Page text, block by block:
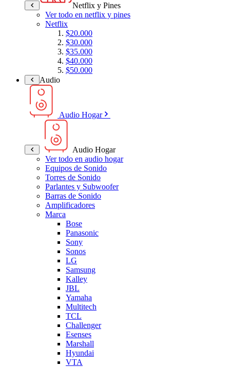
Netflix y Pines
Ver todo en netflix y pines
Netflix
$20.000
$30.000
$35.000
$40.000
$50.000
Audio
Audio Hogar
Audio Hogar
Ver todo en audio hogar
Equipos de Sonido
Torres de Sonido
Parlantes y Subwoofer
Barras de Sonido
Amplificadores
Marca
Bose
Panasonic
Sony
Sonos
LG
Samsung
Kalley
JBL
Yamaha
Multitech
TCL
Challenger
Esenses
Marshall
Hyundai
VTA